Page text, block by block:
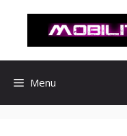
로
Menu